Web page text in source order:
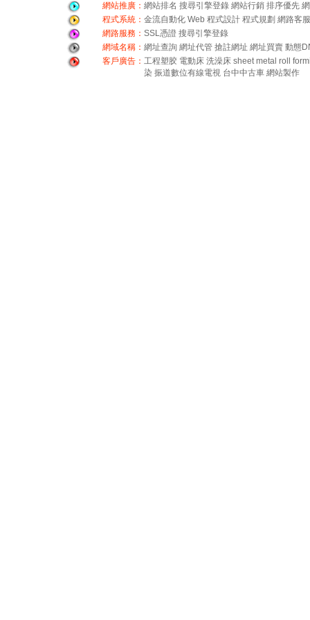
網站推廣： 網站排名 搜尋引擎登錄 網站行銷 排序優先
程式系統： 金流自動化 Web 程式設計 程式規劃 網路客
網路服務： SSL憑證 搜尋引擎登錄
網域名稱： 網址查詢 網址代管 搶註網址 網址買賣 動態
客戶廣告： 工程塑胶 電動床 洗澡床 sheet metal roll
染 振道數位有線電視 台中中古車 網站製作